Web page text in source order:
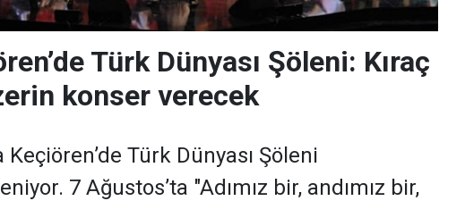
Türk Dünyası Şöleni: Kıraç
konser verecek
Türk Dünyası Şöleni
7 Ağustos’ta "Adımız bir, andımız bir,